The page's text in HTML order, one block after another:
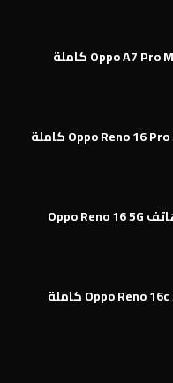
مواصفات وميزات هاتف Oppo Reno 16 5G